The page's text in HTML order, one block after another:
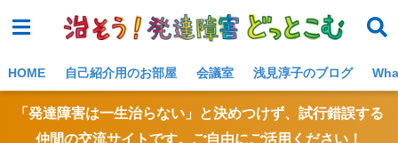
HOME 自己紹介用のお部屋 会議室 浅見淳子のブログ
「発達障害は一生治らない」と決めつけず、試行錯誤する
仲間の交流サイトです。ご自由にご活用ください！
NE